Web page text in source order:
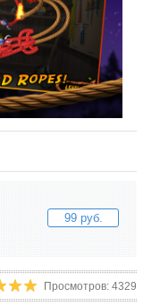
99 руб.
Просмотров: 4329